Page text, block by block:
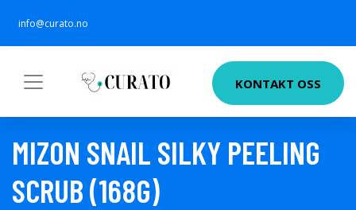
info@curato.no
KONTAKT OSS
MIZON SNAIL SILKY PEELING
SCRUB (168G)